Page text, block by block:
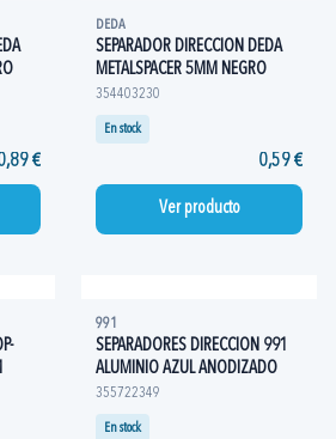
€
DEDA
SEPARADOR DIRECCION DEDA
METALSPACER 5MM NEGRO
354403230
En stock
0,59 €
Ver producto
991
SEPARADORES DIRECCION 991
ALUMINIO AZUL ANODIZADO
355722349
En stock